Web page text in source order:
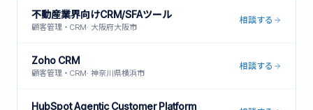
不動産業界向けCRM/SFAツール
顧客管理・CRM· 大阪府大阪市
相談する
Zoho CRM
顧客管理・CRM· 神奈川県横浜市
相談する
HubSpot Agentic Customer Platform